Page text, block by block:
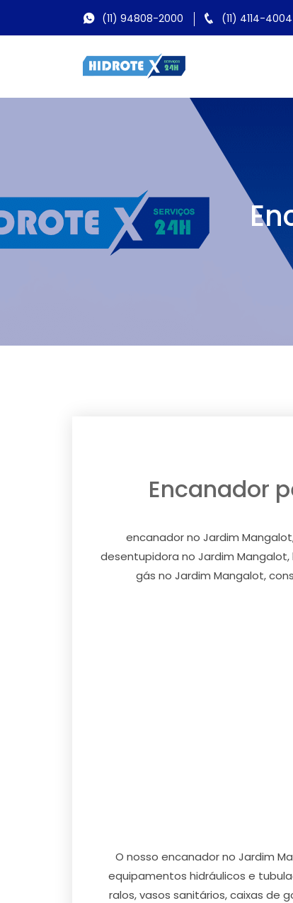
(11) 94808-2000 (11) 4114-4004
Encanador
encanador no Jardim
desentupidora no Jardim
gás no Jardim Mangalot,
O nosso encanador no Jardim
equipamentos hidráulicos e
ralos, vasos sanitários, caixas de